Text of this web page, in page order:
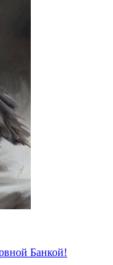
Банкой!